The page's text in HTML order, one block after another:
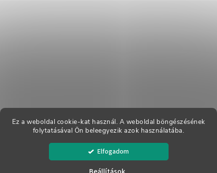
Ez a weboldal cookie-kat használ. A weboldal böngészésének
folytatásával Ön beleegyezik azok használatába.
Elfogadom
Shoptet készítette
Dreváky Buxa. Minden jog fenntartva.